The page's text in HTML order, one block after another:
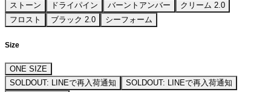
ストーン ドライパイン バーントアンバー
クリーム 2.0
フロスト
ブラック 2.0 シーフォーム
Size
ONE SIZE
SOLDOUT: LINEで再入荷通知
SOLDOUT: LINEで再入荷通知